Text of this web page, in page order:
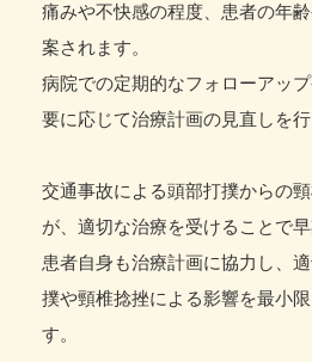
痛みや不快感の程度、患者の年
案されます。
病院での定期的なフォローアッ
要に応じて治療計画の見直しを
交通事故による頭部打撲からの
が、適切な治療を受けることで
患者自身も治療計画に協力し、
撲や頸椎捻挫による影響を最小
す。